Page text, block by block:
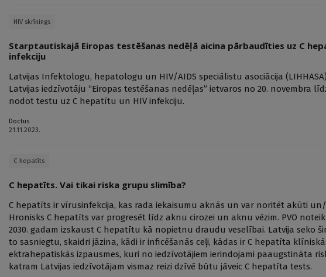
HIV skrīnings
Starptautiskajā Eiropas testēšanas nedēļā aicina pārbaudīties uz C
infekciju
Latvijas Infektologu, hepatologu un HIV/AIDS speciālistu asociācija
Latvijas iedzīvotāju “Eiropas testēšanas nedēļas” ietvaros no 20. novembra
nodot testu uz C hepatītu un HIV infekciju.
Doctus
21.11.2023.
C hepatīts
C hepatīts. Vai tikai riska grupu slimība?
C hepatīts ir vīrusinfekcija, kas rada iekaisumu aknās un var noritēt akūti
Hronisks C hepatīts var progresēt līdz aknu cirozei un aknu vēzim. PVO
2030. gadam izskaust C hepatītu kā nopietnu draudu veselībai. Latvija seko
to sasniegtu, skaidri jāzina, kādi ir inficēšanās ceļi, kādas ir C hepatīta
ektrahepatiskās izpausmes, kuri no iedzīvotājiem ierindojami paaugstināta
katram Latvijas iedzīvotājam vismaz reizi dzīvē būtu jāveic C hepatīta tests.